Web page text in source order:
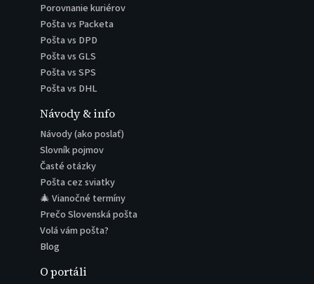
Porovnanie kuriérov
Pošta vs Packeta
Pošta vs DPD
Pošta vs GLS
Pošta vs SPS
Pošta vs DHL
Návody & info
Návody (ako poslať)
Slovník pojmov
Časté otázky
Pošta cez sviatky
🎄 Vianočné termíny
Prečo Slovenská pošta
Volá vám pošta?
Blog
O portáli